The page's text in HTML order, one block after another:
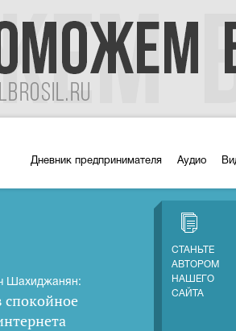
Дневник предпринимателя Аудио
Шахиджанян:
спокойное
СТАНЬТЕ
АВТОРОМ
НАШЕГО
САЙТА